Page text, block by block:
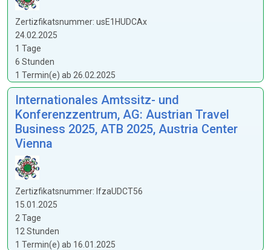
Zertizfikatsnummer: usE1HUDCAx
24.02.2025
1 Tage
6 Stunden
1 Termin(e) ab 26.02.2025
Internationales Amtssitz- und
Konferenzzentrum, AG: Austrian Travel
Business 2025, ATB 2025, Austria Center
Vienna
Zertizfikatsnummer: lfzaUDCT56
15.01.2025
2 Tage
12 Stunden
1 Termin(e) ab 16.01.2025